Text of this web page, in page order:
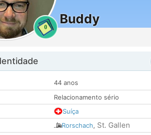
0
Buddy
44 anos
Relacionamento sério
Suíça
Rorschach, St. Gallen